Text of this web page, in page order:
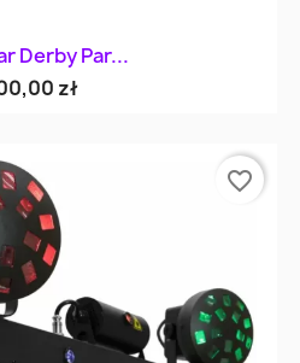
Derby Par...
zł
favorite_border